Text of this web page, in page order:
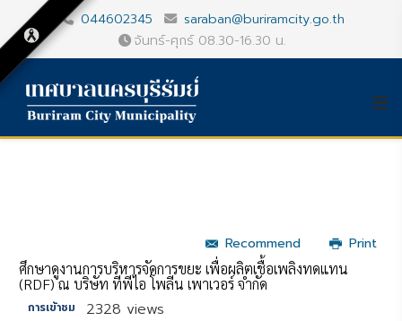
044602345
saraban@buriramcity.go.th
จันทร์-ศุกร์ 08.30-16.30 น.
Recommend
Print
ศึกษาดูงานการบริหารจัดการขยะ เพื่อผลิตเชื้อเพลิงทดแทน
(RDF) ณ บริษัท ทีพีไอ โพลีน เพาเวอร์ จำกัด
การเข้าชม 2328 views